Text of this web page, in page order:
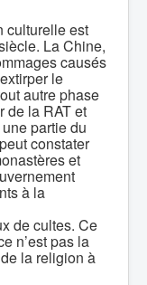
culturelle est
La Chine,
causés
le
autre phase
de la RAT et
partie du
constater
et
à la
de cultes. Ce
n’est pas la
la religion à